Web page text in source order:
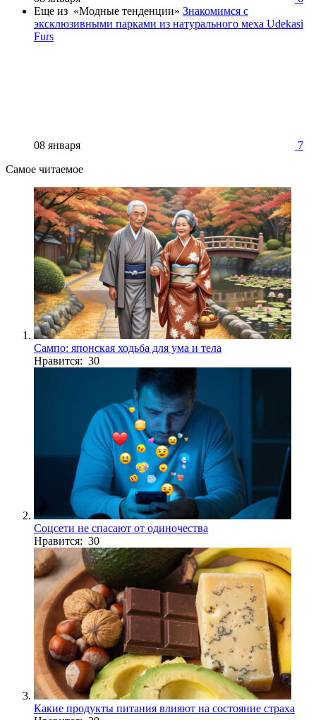
Еще из «Модные тенденции» Знакомимся с
эксклюзивными парками из натурального меха Udekasi
Furs
08 января
7
Самое читаемое
Сампо: японская ходьба для ума и тела
Нравится: 30
Соцсети не спасают от одиночества
Нравится: 30
Какие продукты питания влияют на состояние страха